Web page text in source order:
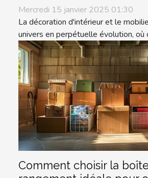
Mercredi 15 janvier 2025 01:30
La décoration d'intérieur et le
univers en perpétuelle évolution, où
Comment choisir la